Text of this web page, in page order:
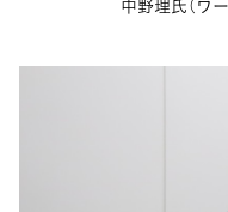
中野理氏（ワ